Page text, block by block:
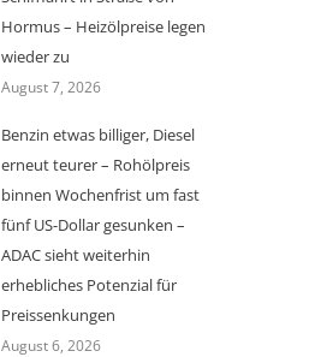
Hormus – Heizölpreise legen
wieder zu
August 7, 2026
Benzin etwas billiger, Diesel
erneut teurer – Rohölpreis
binnen Wochenfrist um fast
fünf US-Dollar gesunken –
ADAC sieht weiterhin
erhebliches Potenzial für
Preissenkungen
August 6, 2026